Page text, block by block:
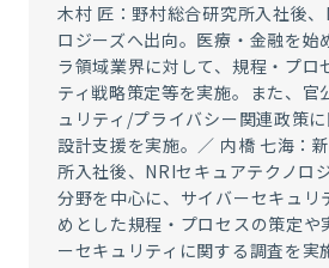
木村 匠：野村総合研究所入社後
ロジーズへ出向。医療・金融を始
ラ領域業界に対して、規程・プロ
ティ戦略策定等を実施。また、官
ュリティ/プライバシー関連政策
設計支援を実施。／ 内橋 七海：
所入社後、NRIセキュアテクノロ
分野を中心に、サイバーセキュリ
めとした規程・プロセスの策定や
ーセキュリティに関する調査を実